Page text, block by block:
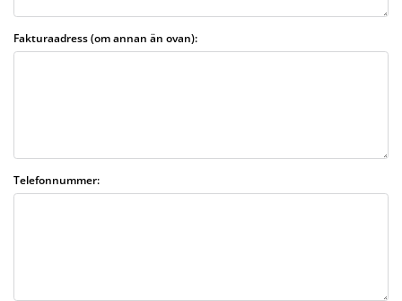
Fakturaadress (om annan än ovan):
Telefonnummer: